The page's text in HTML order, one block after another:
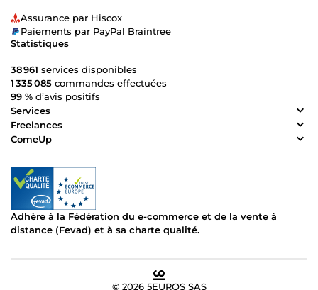
Assurance par Hiscox
Paiements par PayPal Braintree
Statistiques
38 961 services disponibles
1 335 085 commandes effectuées
99 % d’avis positifs
Services
Freelances
ComeUp
Adhère à la Fédération du e-commerce et de la vente à
distance (Fevad) et à sa charte qualité.
© 2026 5EUROS SAS